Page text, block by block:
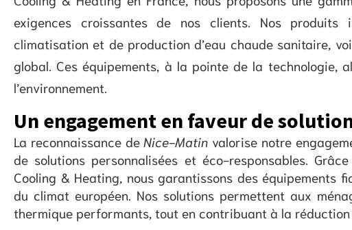
exigences croissantes de nos clients. Nos
climatisation et de production d’eau chaude sanitaire,
global. Ces équipements, à la pointe de la technologie,
l’environnement.
Un engagement en faveur de
La reconnaissance deNice-Matin valorise notre
de solutions personnalisées et éco-responsables.
Cooling & Heating, nous garantissons des équipements
du climat européen. Nos solutions permettent aux
thermique performants, tout en contribuant à la